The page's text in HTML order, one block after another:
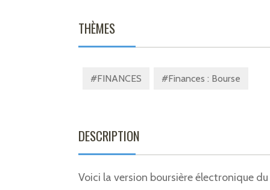
THÈMES
#FINANCES #Finances : Bourse
DESCRIPTION
Voici la version boursière électronique